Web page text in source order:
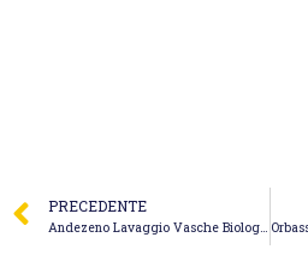
PRECEDENTE
Andezeno Lavaggio Vasche Biologiche – Spurghi In